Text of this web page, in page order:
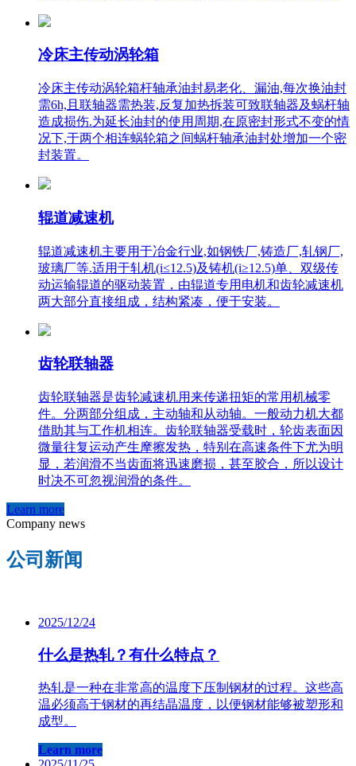
冷床主传动涡轮箱
冷床主传动涡轮箱杆轴承油封易老化、漏油,每次换油封
需6h,且联轴器需热装,反复加热拆装可致联轴器及蜗杆轴
造成损伤.为延长油封的使用周期,在原密封形式不变的情
况下,于两个相连蜗轮箱之间蜗杆轴承油封处增加一个密
封装置。
辊道减速机
辊道减速机主要用于冶金行业,如钢铁厂,铸造厂,轧钢厂,
玻璃厂等.适用于轧机(i≤12.5)及铸机(i≥12.5)单、双级传
动运输辊道的驱动装置，由辊道专用电机和齿轮减速机
两大部分直接组成，结构紧凑，便于安装。
齿轮联轴器
齿轮联轴器是齿轮减速机用来传递扭矩的常用机械零
件。分两部分组成，主动轴和从动轴。一般动力机大都
借助其与工作机相连。齿轮联轴器受载时，轮齿表面因
微量往复运动产生摩擦发热，特别在高速条件下尤为明
显，若润滑不当齿面将迅速磨损，甚至胶合，所以设计
时决不可忽视润滑的条件。
Learn more
Company news
公司新闻
2025/12/24
什么是热轧？有什么特点？
热轧是一种在非常高的温度下压制钢材的过程。这些高
温必须高于钢材的再结晶温度，以便钢材能够被塑形和
成型。
Learn more